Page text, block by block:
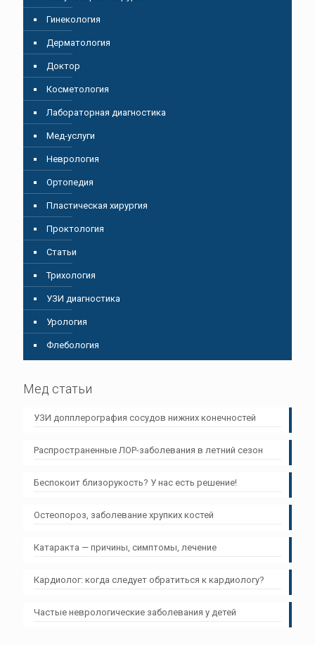
Гинекология
Дерматология
Доктор
Косметология
Лабораторная диагностика
Мед-услуги
Неврология
Ортопедия
Пластическая хирургия
Проктология
Статьи
Трихология
УЗИ диагностика
Урология
Флебология
Мед статьи
УЗИ допплерография сосудов нижних конечностей
Распространенные ЛОР-заболевания в летний сезон
Беспокоит близорукость? У нас есть решение!
Остеопороз, заболевание хрупких костей
Катаракта — причины, симптомы, лечение
Кардиолог: когда следует обратиться к кардиологу?
Частые неврологические заболевания у детей